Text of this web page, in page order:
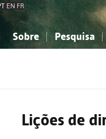
EN FR
Sobre Pesquisa
Lições de